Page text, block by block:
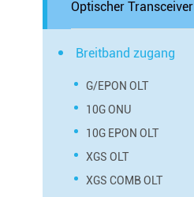
Optischer Transceiver
Breitband zugang
G/EPON OLT
10G ONU
10G EPON OLT
XGS OLT
XGS COMB OLT